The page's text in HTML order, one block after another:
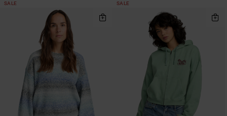
SALE SALE